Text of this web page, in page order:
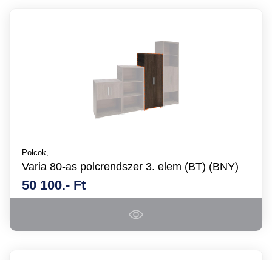
Polcok,
Varia 80-as polcrendszer 3. elem (BT) (BNY)
50 100.- Ft